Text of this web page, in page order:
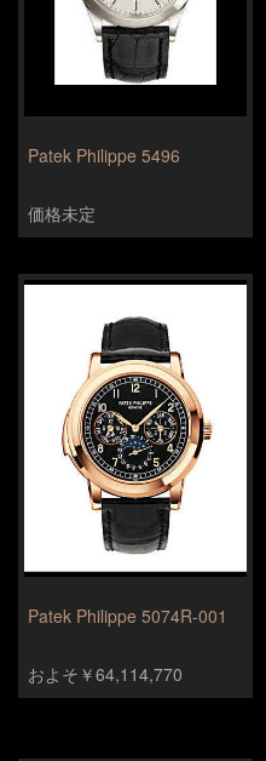
Patek Philippe 5496
価格未定
Patek Philippe 5074R-001
およそ￥64,114,770